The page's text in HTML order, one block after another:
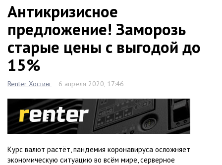
Антикризисное
предложение! Заморозь
старые цены с выгодой до
15%
Renter Хостинг 6 апреля 2020, 17:46
Курс валют растёт, пандемия коронавируса осложняет
экономическую ситуацию во всём мире, серверное